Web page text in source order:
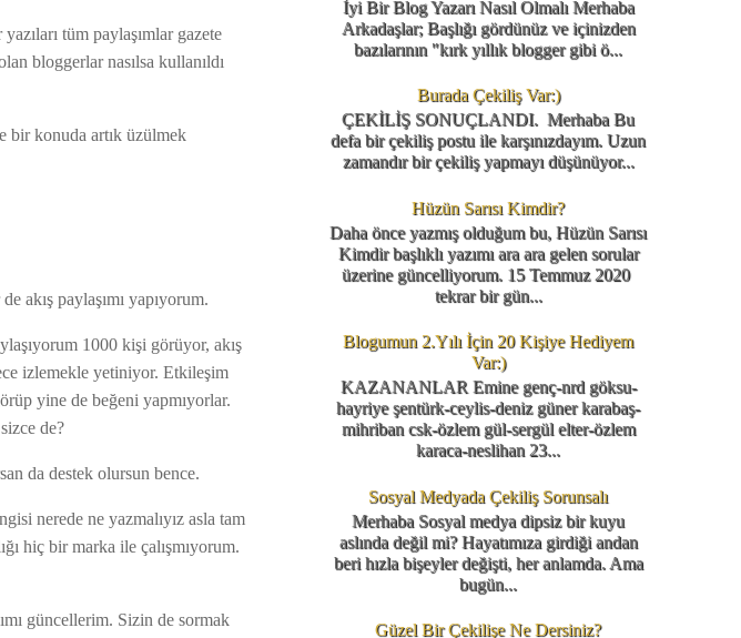
tüm paylaşımlar gazete
bloggerlar nasılsa kullanıldı
bir konuda artık üzülmek
akış paylaşımı yapıyorum.
1000 kişi görüyor, akış
izlemekle yetiniyor. Etkileşim
yine de beğeni yapmıyorlar.
de?
da destek olursun bence.
nerede ne yazmalıyız asla tam
hiç bir marka ile çalışmıyorum.
güncellerim. Sizin de sormak
İyi Bir Blog Yazarı Nasıl Olmalı Merhaba
Arkadaşlar; Başlığı gördünüz ve içinizden
bazılarının "kırk yıllık blogger gibi ö...
Burada Çekiliş Var:)
ÇEKİLİŞ SONUÇLANDI. Merhaba Bu
defa bir çekiliş postu ile karşınızdayım. Uzun
zamandır bir çekiliş yapmayı düşünüyor...
Hüzün Sarısı Kimdir?
Daha önce yazmış olduğum bu, Hüzün Sarısı
Kimdir başlıklı yazımı ara ara gelen sorular
üzerine güncelliyorum. 15 Temmuz 2020
tekrar bir gün...
Blogumun 2.Yılı İçin 20 Kişiye Hediyem
Var:)
KAZANANLAR Emine genç-nrd göksu-
hayriye şentürk-ceylis-deniz güner karabaş-
mihriban csk-özlem gül-sergül elter-özlem
karaca-neslihan 23...
Sosyal Medyada Çekiliş Sorunsalı
Merhaba Sosyal medya dipsiz bir kuyu
aslında değil mi? Hayatımıza girdiği andan
beri hızla bişeyler değişti, her anlamda. Ama
bugün...
Güzel Bir Çekilişe Ne Dersiniz?